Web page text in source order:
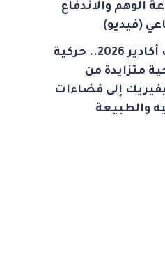
الوهم والاندفاع
(فيديو)
صيف أكادير 2026.. حركية
متزايدة من
إلى فضاءات
والطبيعة